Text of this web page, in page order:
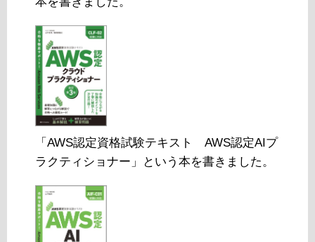
「AWS認定資格試験テキスト AWS認定AIプ
ラクティショナー」という本を書きました。